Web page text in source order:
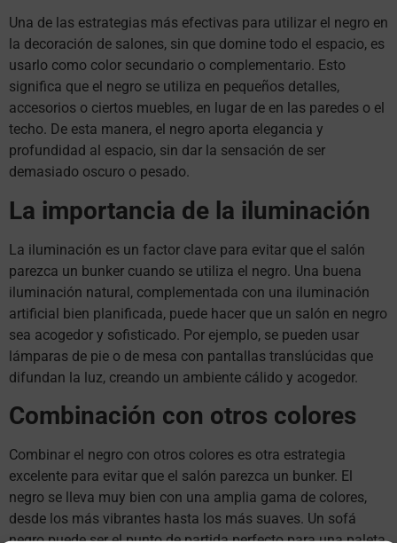
Una de las estrategias más efectivas para utilizar el negro en
la decoración de salones, sin que domine todo el espacio, es
usarlo como color secundario o complementario. Esto
significa que el negro se utiliza en pequeños detalles,
accesorios o ciertos muebles, en lugar de en las paredes o el
techo. De esta manera, el negro aporta elegancia y
profundidad al espacio, sin dar la sensación de ser
demasiado oscuro o pesado.
La importancia de la iluminación
La iluminación es un factor clave para evitar que el salón
parezca un bunker cuando se utiliza el negro. Una buena
iluminación natural, complementada con una iluminación
artificial bien planificada, puede hacer que un salón en negro
sea acogedor y sofisticado. Por ejemplo, se pueden usar
lámparas de pie o de mesa con pantallas translúcidas que
difundan la luz, creando un ambiente cálido y acogedor.
Combinación con otros colores
Combinar el negro con otros colores es otra estrategia
excelente para evitar que el salón parezca un bunker. El
negro se lleva muy bien con una amplia gama de colores,
desde los más vibrantes hasta los más suaves. Un sofá